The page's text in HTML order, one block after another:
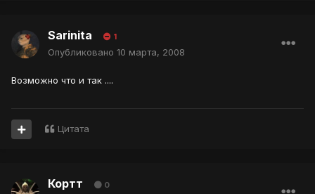
Sarinita 1
Опубликовано 10 марта, 2008
Возможно что и так ....
Цитата
Кортт 0